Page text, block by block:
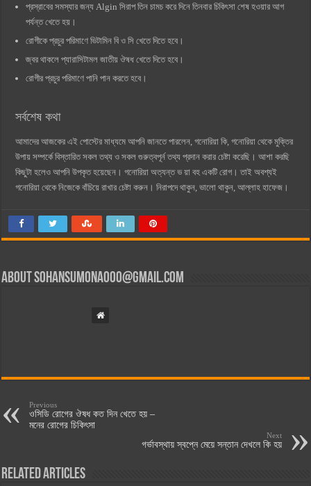
প্রস্রাবের সমস্যার জন্য Algin সিরাপ তিন চামচ করে দিনে তিনবার চিকিৎসা শেষ হওয়ার আগ
পর্যন্ত খেতে হয়।
রোগীকে প্রচুর পরিমাণে ভিটামিন বি ও সি খেতে দিতে হবে।
জ্বর থাকলে প্যারাসিটামল জাতীয় ঔষধ খেতে দিতে হবে।
রোগীর প্রচুর পরিমাণে পানি পান করতে হবে।
সর্বশেষ কথা
আমাদের আজকের এই পোস্টের মাধ্যমে আপনি জানতে পারলেন, গনোরিয়া কি, গনোরিয়া থেকে মুক্তির
উপায় সম্পর্কে বিস্তারিত সকল তথ্য ও সকল গুরুত্বপূর্ন তথ্য প্রদান করার চেষ্টা করেছি। আশা করছি
কিছুটা হলেও আপনি উপকৃত হয়েছেন। গনোরিয়া অত্যন্ত ভ য়া বহ একটি রোগ। তাই অবশ্যই
গনোরিয়া থেকে নিজেকে বাঁচিয়ে রাখার চেষ্টা করুন। নিরাপদে থাকুন, ভালো থাকুন, আল্লাহ হাফেজ।
Aboutsohansumona000@gmail.com
Previous
ওসিডি রোগের ঔষধ কত দিন খেতে হয় –
মনের রোগের চিকিৎসা
Next
গর্ভাবস্থায় স্বপ্নে মেয়ে সন্তান দেখলে কি হয়
Related Articles